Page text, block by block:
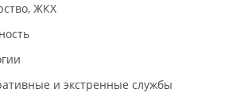
ЖКХ
и экстренные службы